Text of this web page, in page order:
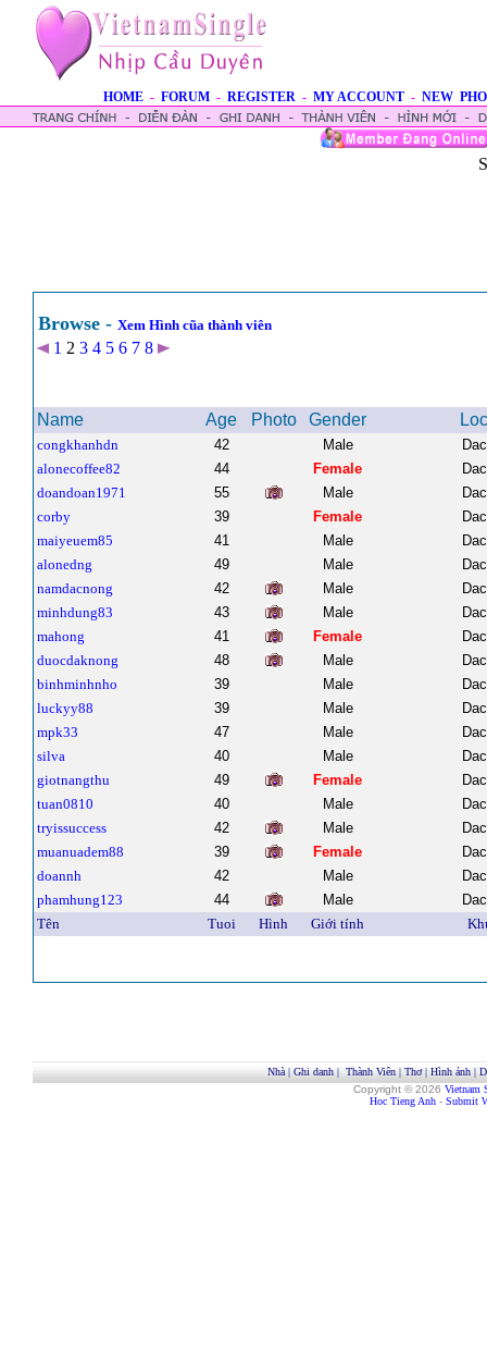
HOME - FORUM - REGISTER - MY ACCOUNT - NEW
Browse - Xem Hình cũa thành viên
1 2 3 4 5 6 7 8
Name Age Photo Gender
congkhanhdn 42 Male
alonecoffee82
44 Female
doandoan1971
55 Male
corby
39 Female
maiyeuem85
41 Male
alonedng
49 Male
namdacnong
42 Male
minhdung83
43 Male
mahong
41 Female
duocdaknong
48 Male
binhminhnho
39 Male
luckyy88
39 Male
mpk33
47 Male
silva
40 Male
giotnangthu
49 Female
tuan0810
40 Male
tryissuccess
42 Male
muanuadem88
39 Female
doannh
42 Male
phamhung123
44 Male
Tên
Tuoi Hình Giới tính
Nhà| Ghi danh| Thành Viên| Thơ| Hình ảnh|
Copyright © 2026 Vietnam
Hoc Tieng Anh - Submit